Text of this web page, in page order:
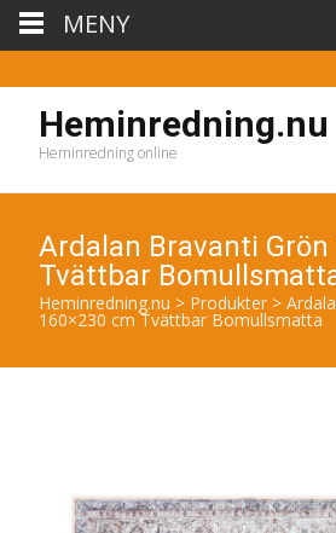
Heminredning.nu
Heminredning online
Ardalan Bravanti Grön
Tvättbar
Heminredning.nu > Produkter >
160×230 cm Tvättbar Bomullsmatta
MENY